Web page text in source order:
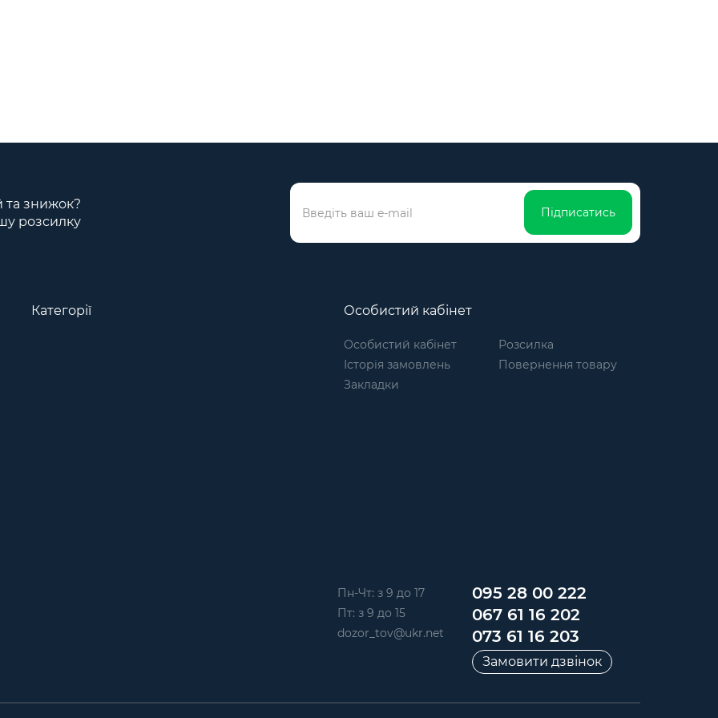
та знижок?
розсилку
Підписатись
Категорії Особистий кабінет
Особистий кабінет
Історія замовлень
Закладки
Розсилка
Повернення товару
Пн-Чт: з 9 до 17
Пт: з 9 до 15
dozor_tov@ukr.net
095 28 00 222
067 61 16 202
073 61 16 203
Замовити дзвінок